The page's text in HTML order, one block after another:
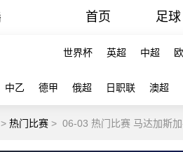
首页 足球
世界杯 英超 中超
中乙 德甲 俄超 日职联 澳超
> 热门比赛 > 06-03 热门比赛 马达加斯